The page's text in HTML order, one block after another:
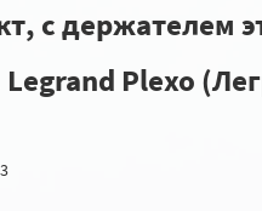
с держателем
Plexo